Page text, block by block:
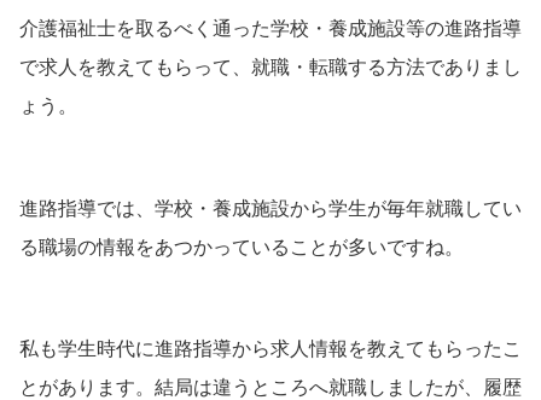
介護福祉士を取るべく通った学校・養成施設等の進路指導
で求人を教えてもらって、就職・転職する方法でありまし
ょう。
進路指導では、学校・養成施設から学生が毎年就職してい
る職場の情報をあつかっていることが多いですね。
私も学生時代に進路指導から求人情報を教えてもらったこ
とがあります。結局は違うところへ就職しましたが、履歴